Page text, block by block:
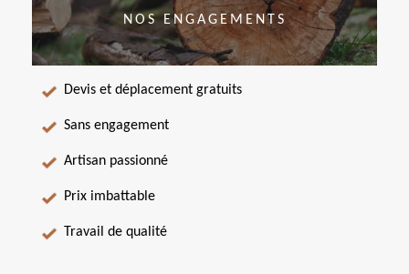
NOS ENGAGEMENTS
Devis et déplacement gratuits
Sans engagement
Artisan passionné
Prix imbattable
Travail de qualité